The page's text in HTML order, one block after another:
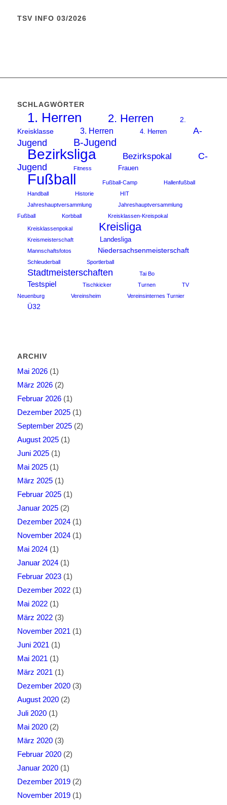
TSV INFO 03/2026
SCHLAGWÖRTER
1. Herren 2. Herren
2.
Kreisklasse
3. Herren 4. Herren
A-
Jugend
B-Jugend
Bezirksliga Bezirkspokal
C-
Jugend
Fitness Frauen
Fußball Fußball-Camp
Hallenfußball
Handball
Historie
HIT
Jahreshauptversammlung
Jahreshauptversammlung
Fußball
Korbball Kreisklassen-Kreispokal
Kreisklassenpokal Kreisliga
Kreismeisterschaft Landesliga
Mannschaftsfotos Niedersachsenmeisterschaft
Schleuderball Sportlerball
Stadtmeisterschaften Tai Bo
Testspiel Tischkicker Turnen
TV
Neuenburg
Vereinsheim Vereinsinternes Turnier
Ü32
ARCHIV
Mai 2026(1)
März 2026(2)
Februar 2026(1)
Dezember 2025(1)
September 2025(2)
August 2025(1)
Juni 2025(1)
Mai 2025(1)
März 2025(1)
Februar 2025(1)
Januar 2025(2)
Dezember 2024(1)
November 2024(1)
Mai 2024(1)
Januar 2024(1)
Februar 2023(1)
Dezember 2022(1)
Mai 2022(1)
März 2022(3)
November 2021 (1)
Juni 2021 (1)
Mai 2021 (1)
März 2021 (1)
Dezember 2020(3)
August 2020(2)
Juli 2020(1)
Mai 2020(2)
März 2020(3)
Februar 2020(2)
Januar 2020(1)
Dezember 2019(2)
November 2019(1)